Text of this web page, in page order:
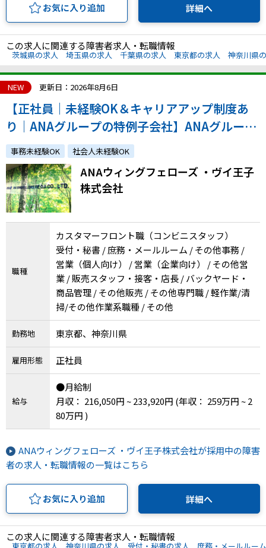
お気に入り追加 詳細へ
この求人に関連する障害者求人・転職情報
茨城県の求人 埼玉県の求人 千葉県の求人 東京都の求人 神奈川県
NEW 更新日：2026年8月6日
【正社員｜未経験OK＆キャリアアップ制度あ
り｜ANAグループの特例子会社】ANAグループ
関連施設内のコンビニスタッフ
事務未経験OK 社会人未経験OK
ANAウィングフェローズ ・ヴイ王子
株式会社
職種
カスタマーフロント職（コンビニスタッフ）
受付・秘書 / 庶務・メールルーム / その他事務 /
営業（個人向け） / 営業（企業向け） / その他営
業 / 販売スタッフ・接客・店長 / バックヤード・
商品管理 / その他販売 / その他専門職 / 軽作業/清
掃/その他作業系職種 / その他
勤務地 東京都、神奈川県
雇用形態 正社員
給与
●月給制
月収： 216,050円 ~ 233,920円 (年収： 259万円 ~ 2
80万円 )
ANAウィングフェローズ ・ヴイ王子株式会社が採用中の障害
者の求人・転職情報の一覧はこちら
お気に入り追加 詳細へ
この求人に関連する障害者求人・転職情報
しいたけ生産で実現する
新しい障害者雇用支援サービス
ご利用ガイド
法人向けページ
メニューを閉じる